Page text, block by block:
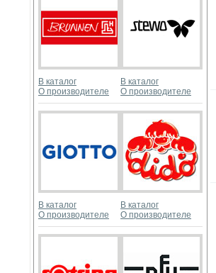
В каталог
О производителе
В каталог
О производителе
В каталог
О производителе
В каталог
О производителе